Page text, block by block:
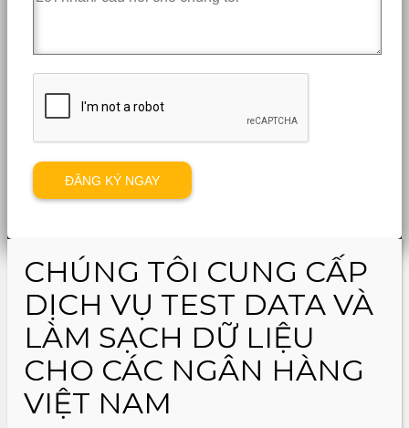
CHÚNG TÔI CUNG CẤP
DỊCH VỤ TEST DATA VÀ
LÀM SẠCH DỮ LIỆU
CHO CÁC NGÂN HÀNG
VIỆT NAM